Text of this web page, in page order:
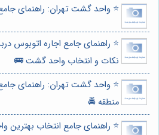
⭐️ واحد گشت تهران: راهنمای
⭐️ راهنمای جامع اجاره اتوبوس
نکات و انتخاب واحد گشت 🚌
⭐️ واحد گشت تهران: راهنمای
منطقه 🚔
⭐️ راهنمای جامع انتخاب بهترین